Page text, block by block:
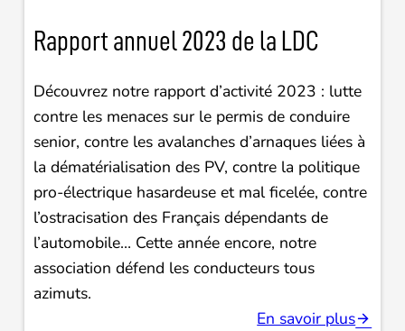
Rapport annuel 2023 de la LDC
Découvrez notre rapport d’activité 2023 : lutte
contre les menaces sur le permis de conduire
senior, contre les avalanches d’arnaques liées à
la dématérialisation des PV, contre la politique
pro-électrique hasardeuse et mal ficelée, contre
l’ostracisation des Français dépendants de
l’automobile… Cette année encore, notre
association défend les conducteurs tous
azimuts.
En savoir plus